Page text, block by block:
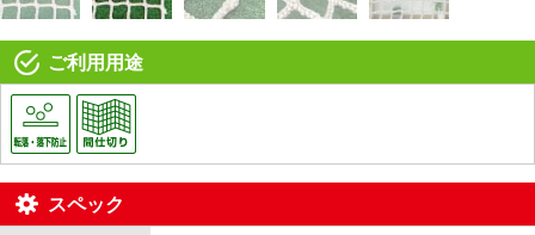
ご利用用途
スペック